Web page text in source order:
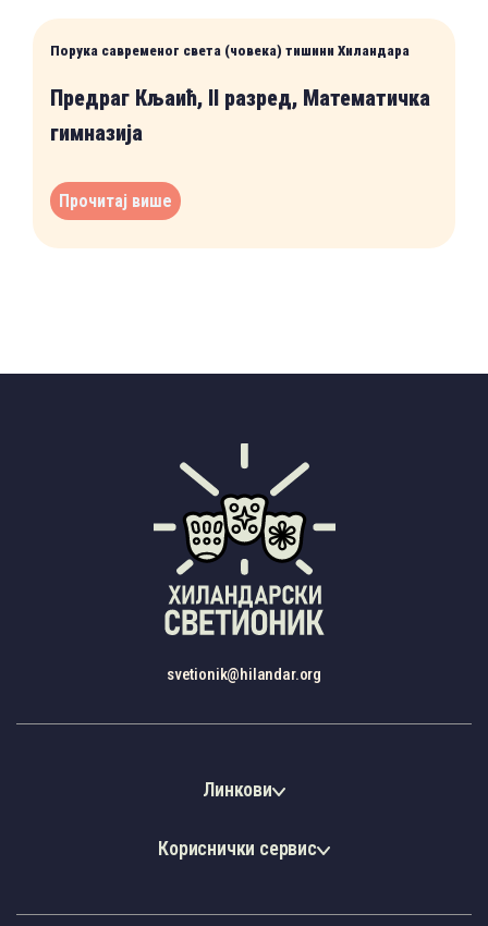
Порука савременог света (човека) тишини Хиландара
Предраг Кљаић, II разред, Математичка
гимназија
Прочитај више
svetionik@hilandar.org
Линкови
Кориснички сервис